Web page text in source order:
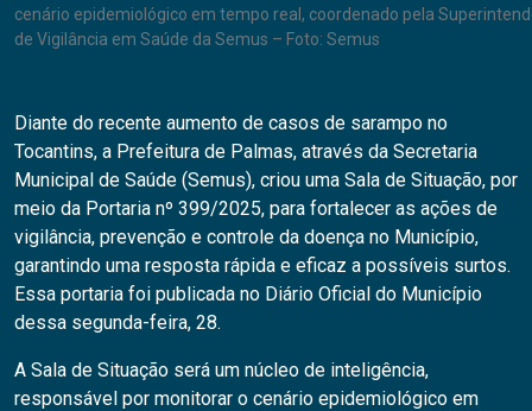
cenário epidemiológico em tempo real, coordenado pela
de Vigilância em Saúde da Semus – Foto: Semus
Diante do recente aumento de casos de sarampo no
Tocantins, a Prefeitura de Palmas, através da Secretaria
Municipal de Saúde (Semus), criou uma Sala de Situação, por
meio da Portaria nº 399/2025, para fortalecer as ações de
vigilância, prevenção e controle da doença no Município,
garantindo uma resposta rápida e eficaz a possíveis surtos.
Essa portaria foi publicada no Diário Oficial do Município
dessa segunda-feira, 28.
A Sala de Situação será um núcleo de inteligência,
responsável por monitorar o cenário epidemiológico em